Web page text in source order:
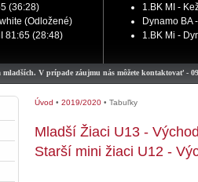
(36:28)
(Odložené)
81:65 (28:48)
1.BK MI -
Dynamo BA
1.BK Mi -
V prípade záujmu nás môžete kontaktovať - 0948
Úvod • 2019/2020 • Tabuľky
Mladší Žiaci U13 -
Starší mini žiaci U12 -